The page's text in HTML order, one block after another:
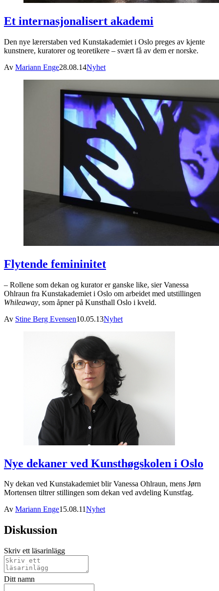
Et internasjonalisert akademi
Den nye lærerstaben ved Kunstakademiet i Oslo preges av kjente
kunstnere, kuratorer og teoretikere – svært få av dem er norske.
Av Mariann Enge28.08.14Nyhet
Flytende femininitet
– Rollene som dekan og kurator er ganske like, sier Vanessa
Ohlraun fra Kunstakademiet i Oslo om arbeidet med utstillingen
Whileaway, som åpner på Kunsthall Oslo i kveld.
Av Stine Berg Evensen10.05.13Nyhet
Nye dekaner ved Kunsthøgskolen i Oslo
Ny dekan ved Kunstakademiet blir Vanessa Ohlraun, mens Jørn
Mortensen tiltrer stillingen som dekan ved avdeling Kunstfag.
Av Mariann Enge15.08.11Nyhet
Diskussion
Skriv ett läsarinlägg
Ditt namn